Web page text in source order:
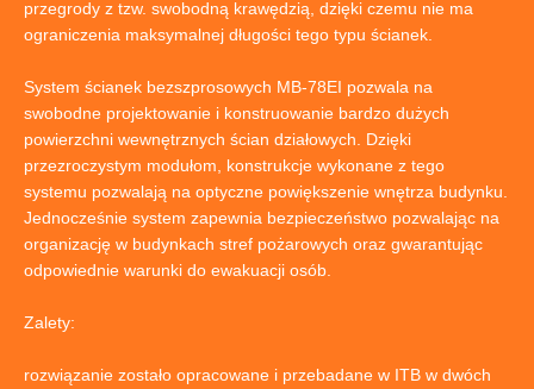
przegrody z tzw. swobodną krawędzią, dzięki czemu nie ma
ograniczenia maksymalnej długości tego typu ścianek.
System ścianek bezszprosowych MB-78EI pozwala na
swobodne projektowanie i konstruowanie bardzo dużych
powierzchni wewnętrznych ścian działowych. Dzięki
przezroczystym modułom, konstrukcje wykonane z tego
systemu pozwalają na optyczne powiększenie wnętrza budynku.
Jednocześnie system zapewnia bezpieczeństwo pozwalając na
organizację w budynkach stref pożarowych oraz gwarantując
odpowiednie warunki do ewakuacji osób.
Zalety:
rozwiązanie zostało opracowane i przebadane w ITB w dwóch